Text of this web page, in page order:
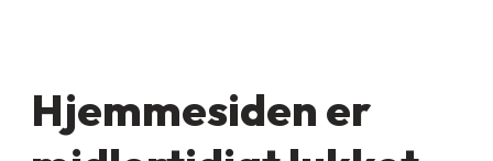
Hjemmesiden er